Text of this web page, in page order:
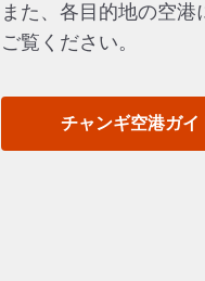
また、各目的地の空
ご覧ください。
チャンギ空港ガイ